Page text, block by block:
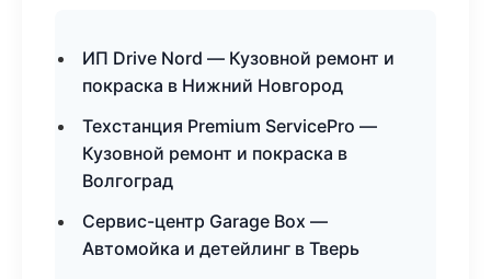
ИП Drive Nord — Кузовной ремонт и
покраска в Нижний Новгород
Техстанция Premium ServicePro —
Кузовной ремонт и покраска в
Волгоград
Сервис-центр Garage Box —
Автомойка и детейлинг в Тверь